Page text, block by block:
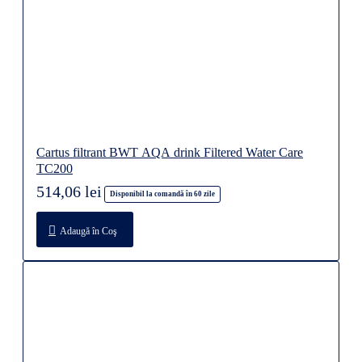
Cartus filtrant BWT AQA drink Filtered Water Care
TC200
Disponibil la comandă în 60 zile
514,06 lei
Adaugă în Coş